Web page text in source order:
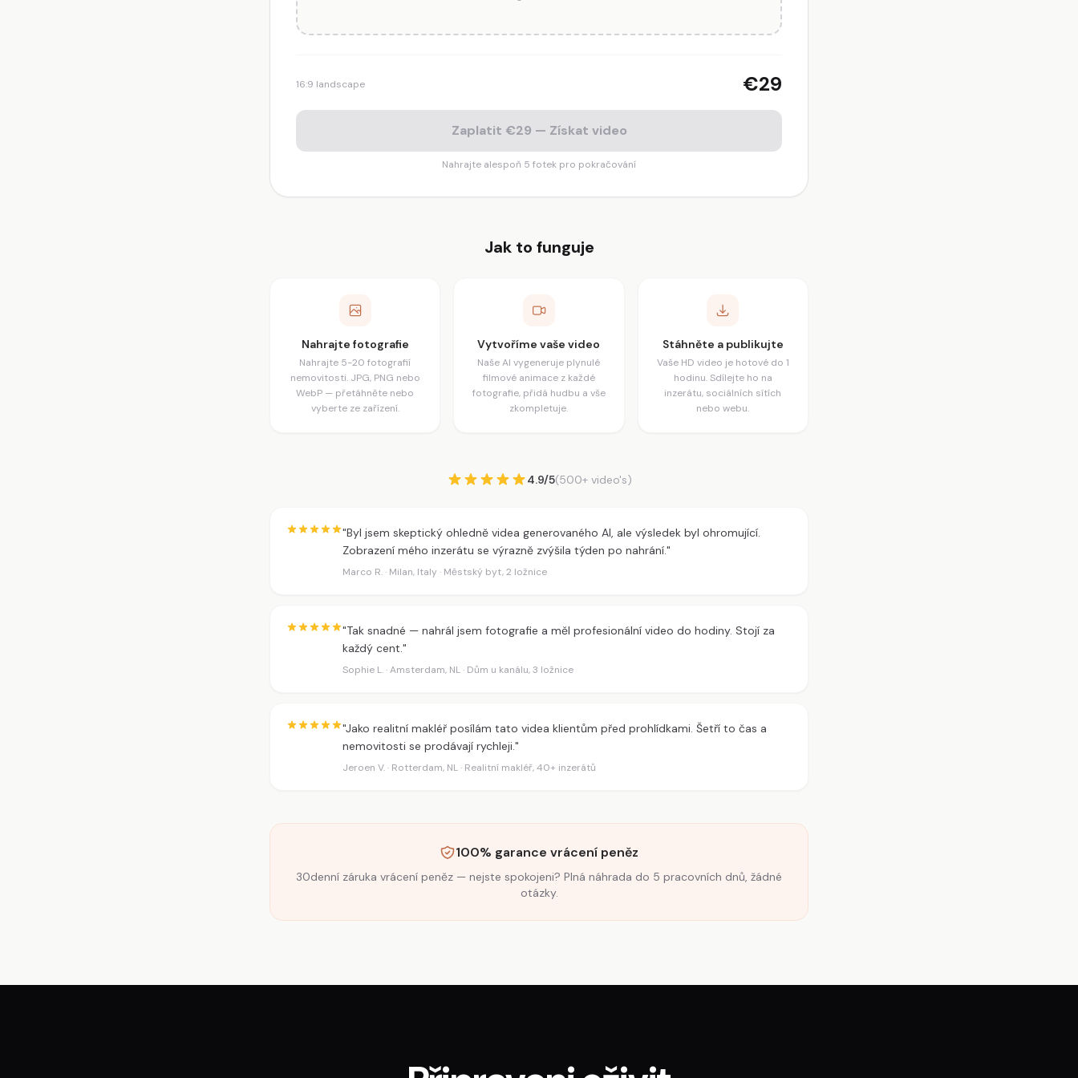
16:9 landscape €29
Zaplatit €29 — Získat video
Nahrajte alespoň 5 fotek pro pokračování
Jak to funguje
Nahrajte fotografie
Nahrajte 5-20 fotografií
nemovitosti. JPG, PNG nebo
WebP — přetáhněte nebo
vyberte ze zařízení.
Vytvoříme vaše video
Naše AI vygeneruje plynulé
filmové animace z každé
fotografie, přidá hudbu a vše
zkompletuje.
Stáhněte a publikujte
Vaše HD video je hotové do 1
hodinu. Sdílejte ho na
inzerátu, sociálních sítích
nebo webu.
4.9/5(500+ video's)
"Byl jsem skeptický ohledně videa generovaného AI, ale výsledek byl ohromující.
Zobrazení mého inzerátu se výrazně zvýšila týden po nahrání."
Marco R. · Milan, Italy · Městský byt, 2 ložnice
"Tak snadné — nahrál jsem fotografie a měl profesionální video do hodiny. Stojí za
každý cent."
Sophie L. · Amsterdam, NL · Dům u kanálu, 3 ložnice
"Jako realitní makléř posílám tato videa klientům před prohlídkami. Šetří to čas a
nemovitosti se prodávají rychleji."
Jeroen V. · Rotterdam, NL · Realitní makléř, 40+ inzerátů
100% garance vrácení peněz
30denní záruka vrácení peněz — nejste spokojeni? Plná náhrada do 5 pracovních dnů, žádné
otázky.